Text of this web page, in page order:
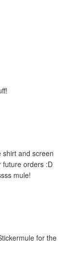
shirt and screen
future orders :D
mule!
for the